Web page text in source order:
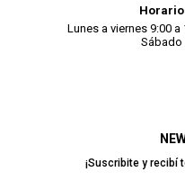
¡Suscribite y recibí
Lunes a viernes 9:00 a
Sábado